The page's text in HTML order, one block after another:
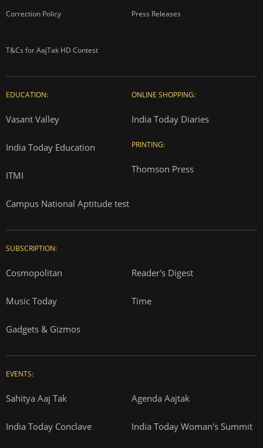
Correction Policy Press Releases
T&Cs for AajTak HD Contest
EDUCATION:
Vasant Valley
India Today Education
ITMI
Campus National Aptitude test
ONLINE SHOPPING:
India Today Diaries
PRINTING:
Thomson Press
SUBSCRIPTION:
Cosmopolitan Reader's Digest
Music Today Time
Gadgets & Gizmos
EVENTS:
Sahitya Aaj Tak Agenda Aajtak
India Today Conclave India Today Woman's Summit